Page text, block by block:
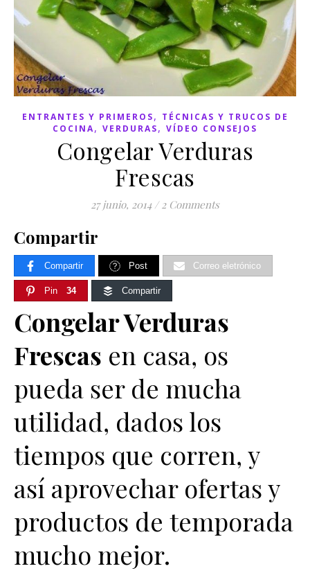
ENTRANTES Y PRIMEROS, TÉCNICAS Y TRUCOS DE
COCINA, VERDURAS, VÍDEO CONSEJOS
Congelar Verduras
Frescas
27 junio, 2014 / 2 Comments
Compartir
Compartir Post Correo eletrónico
Pin 34 Compartir
Congelar Verduras
Frescas en casa, os
pueda ser de mucha
utilidad, dados los
tiempos que corren, y
así aprovechar ofertas y
productos de temporada
mucho mejor.